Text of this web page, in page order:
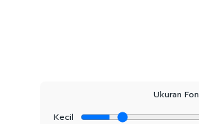
Ukuran
Kecil